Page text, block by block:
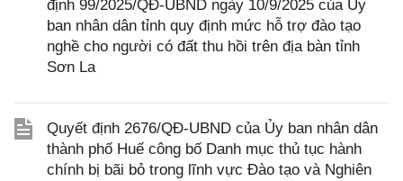
định 99/2025/QĐ-UBND ngày 10/9/2025 của Ủy
ban nhân dân tỉnh quy định mức hỗ trợ đào tạo
nghề cho người có đất thu hồi trên địa bàn tỉnh
Sơn La
Quyết định 2676/QĐ-UBND của Ủy ban nhân dân
thành phố Huế công bố Danh mục thủ tục hành
chính bị bãi bỏ trong lĩnh vực Đào tạo và Nghiên